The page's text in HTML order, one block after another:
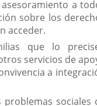
a
sobre los
acceder.
que lo
servicios de
a
problemas sociales